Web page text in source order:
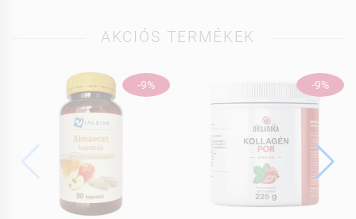
AKCIÓS TERMÉKEK
-9% -9%